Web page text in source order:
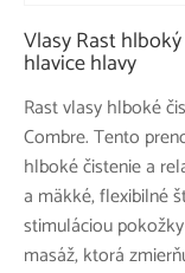
Vlasy Rast
hlavice hlavy
Rast vlasy hlboké
Combre. Tento
hlboké čistenie a
a mäkké, flexibilné
stimuláciou
masáž, ktorá